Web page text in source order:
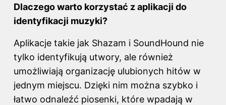
Dlaczego warto korzystać z aplikacji do
identyfikacji muzyki?
Aplikacje takie jak Shazam i SoundHound nie
tylko identyfikują utwory, ale również
umożliwiają organizację ulubionych hitów w
jednym miejscu. Dzięki nim można szybko i
łatwo odnaleźć piosenki, które wpadają w